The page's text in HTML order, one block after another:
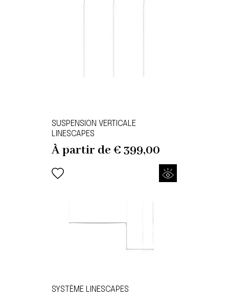
SUSPENSION VERTICALE
LINESCAPES
À partir de€ 399,00
SYSTÈME LINESCAPES